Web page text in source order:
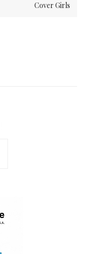
Cover Girls